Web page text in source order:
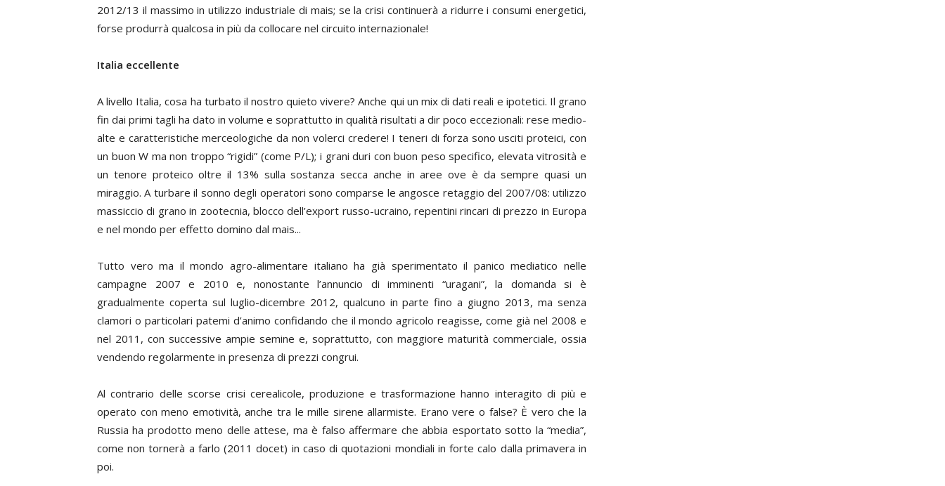
2012/13 il massimo in utilizzo industriale di mais; se la crisi continuerà a ridurre i consumi energetici,
forse produrrà qualcosa in più da collocare nel circuito internazionale!
Italia eccellente
A livello Italia, cosa ha turbato il nostro quieto vivere? Anche qui un mix di dati reali e ipotetici. Il grano
fin dai primi tagli ha dato in volume e soprattutto in qualità risultati a dir poco eccezionali: rese medio-
alte e caratteristiche merceologiche da non volerci credere! I teneri di forza sono usciti proteici, con
un buon W ma non troppo “rigidi” (come P/L); i grani duri con buon peso specifico, elevata vitrosità e
un tenore proteico oltre il 13% sulla sostanza secca anche in aree ove è da sempre quasi un
miraggio. A turbare il sonno degli operatori sono comparse le angosce retaggio del 2007/08: utilizzo
massiccio di grano in zootecnia, blocco dell’export russo-ucraino, repentini rincari di prezzo in Europa
e nel mondo per effetto domino dal mais...
Tutto vero ma il mondo agro-alimentare italiano ha già sperimentato il panico mediatico nelle
campagne 2007 e 2010 e, nonostante l’annuncio di imminenti “uragani”, la domanda si è
gradualmente coperta sul luglio-dicembre 2012, qualcuno in parte fino a giugno 2013, ma senza
clamori o particolari patemi d’animo confidando che il mondo agricolo reagisse, come già nel 2008 e
nel 2011, con successive ampie semine e, soprattutto, con maggiore maturità commerciale, ossia
vendendo regolarmente in presenza di prezzi congrui.
Al contrario delle scorse crisi cerealicole, produzione e trasformazione hanno interagito di più e
operato con meno emotività, anche tra le mille sirene allarmiste. Erano vere o false? È vero che la
Russia ha prodotto meno delle attese, ma è falso affermare che abbia esportato sotto la “media”,
come non tornerà a farlo (2011 docet) in caso di quotazioni mondiali in forte calo dalla primavera in
poi.